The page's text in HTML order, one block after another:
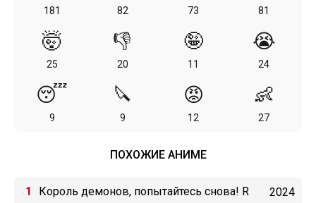
181 82 73 81
🤯
25
👎
20
🤪
11
😭
24
😴
9
🔪
9
😡
12
👶
27
ПОХОЖИЕ АНИМЕ
Король демонов, попытайтесь снова! R 2024